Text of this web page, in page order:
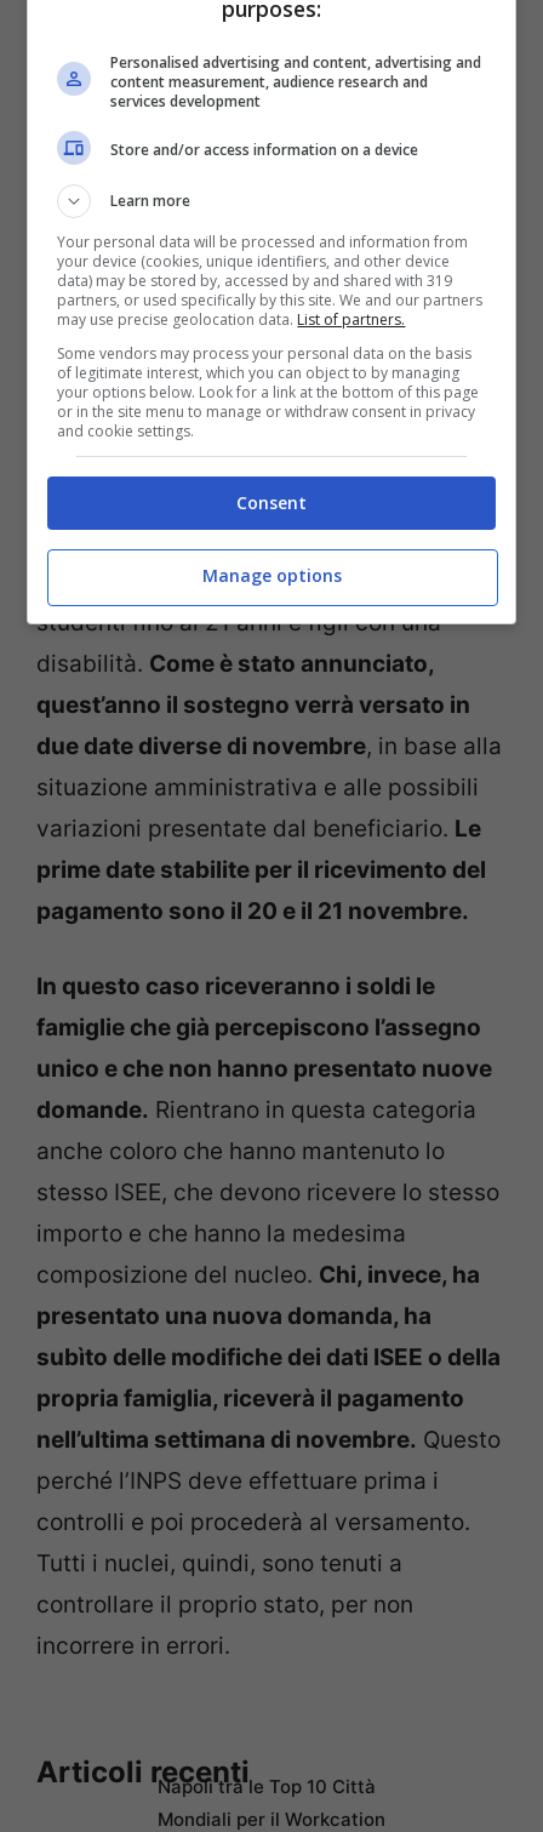
Assegno unico, quando arriva alle famiglie: a novembre è
diviso in due date (viagginews.com)
In questo momento l’assegno unico è
nuclei che hanno figli minorenni, figli
studenti fino ai 21 anni e figli con una
disabilità. Come è stato annunciato,
quest’anno il sostegno verrà versato in
due date diverse di novembre, in base alla
situazione amministrativa e alle possibili
variazioni presentate dal beneficiario. Le
prime date stabilite per il ricevimento del
pagamento sono il 20 e il 21 novembre.
In questo caso riceveranno i soldi le
famiglie che già percepiscono l’assegno
unico e che non hanno presentato nuove
domande. Rientrano in questa categoria
anche coloro che hanno mantenuto lo
stesso ISEE, che devono ricevere lo stesso
importo e che hanno la medesima
composizione del nucleo. Chi, invece, ha
presentato una nuova domanda, ha
subìto delle modifiche dei dati ISEE o della
propria famiglia, riceverà il pagamento
nell’ultima settimana di novembre. Questo
perché l’INPS deve effettuare prima i
controlli e poi procederà al versamento.
Tutti i nuclei, quindi, sono tenuti a
controllare il proprio stato, per non
incorrere in errori.
Articoli recentiNapoli tra le Top 10 Città
Mondiali per il Workcation
purposes:
Personalised advertising and content, advertising and
content measurement, audience research and
services development
Store and/or access information on a device
Learn more
Your personal data will be processed and information from
your device (cookies, unique identifiers, and other device
data) may be stored by, accessed by and shared with 319
partners, or used specifically by this site. We and our partners
may use precise geolocation data. List of partners.
Some vendors may process your personal data on the basis
of legitimate interest, which you can object to by managing
your options below. Look for a link at the bottom of this page
or in the site menu to manage or withdraw consent in privacy
and cookie settings.
Consent
Manage options